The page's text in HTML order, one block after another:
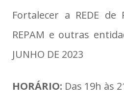
Fortalecer a REDE de
REPAM e outras
JUNHO DE 2023
HORÁRIO: Das 19h às